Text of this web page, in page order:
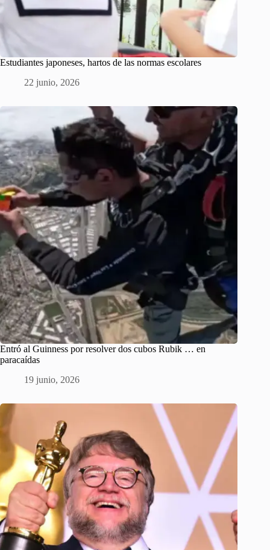
Estudiantes japoneses, hartos de las normas escolares
22 junio, 2026
Entró al Guinness por resolver dos cubos Rubik … en
paracaídas
19 junio, 2026